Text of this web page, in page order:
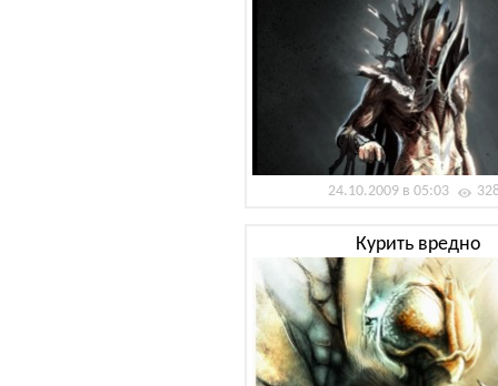
24.10.2009 в 05:03
Курить вредно